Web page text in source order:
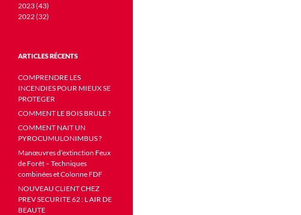
2023 (43)
2022 (32)
ARTICLES RÉCENTS
COMPRENDRE LES
INCENDIES POUR MIEUX SE
PROTEGER
COMMENT LE BOIS BRULE ?
COMMENT NAIT UN
PYROCUMULONIMBUS ?
Manœuvres d’extinction Feux
de Forêt – Techniques
combinées et Colonne FDF
NOUVEAU CLIENT CHEZ
PREV SECURITE 62 : L AIR DE
BEAUTE